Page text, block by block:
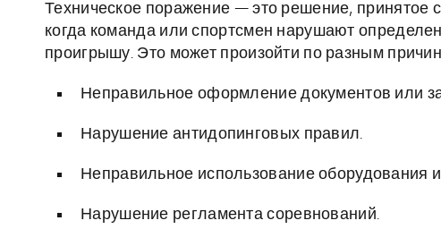
Техническое поражение — это решение, принятое
когда команда или спортсмен нарушают
проигрышу. Это может произойти по разным
Неправильное оформление документов или
Нарушение антидопинговых правил.
Неправильное использование оборудования
Нарушение регламента соревнований.